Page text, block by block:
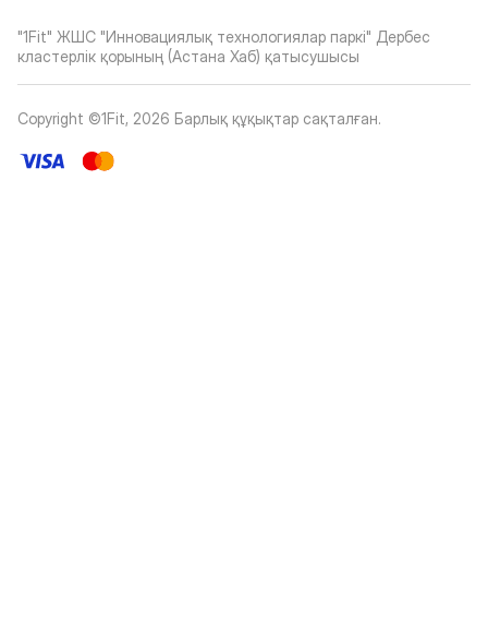
"1Fit" ЖШС "Инновациялық технологиялар паркі" Дербес
кластерлік қорының (Астана Хаб) қатысушысы
Copyright ©1Fit, 2026 Барлық құқықтар сақталған.